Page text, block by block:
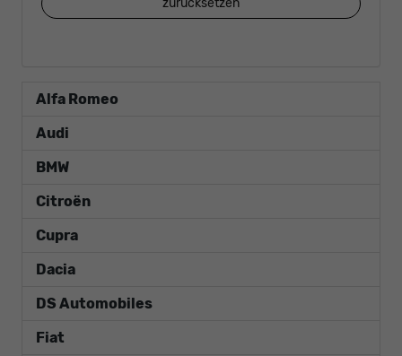
Alfa Romeo
Audi
BMW
Citroën
Cupra
Dacia
DS Automobiles
Fiat